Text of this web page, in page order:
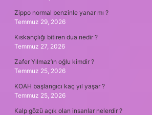
Zippo normal benzinle yanar mı ?
Temmuz 29, 2026
Kıskançlığı bitiren dua nedir ?
Temmuz 27, 2026
Zafer Yılmaz’ın oğlu kimdir ?
Temmuz 25, 2026
KOAH başlangıcı kaç yıl yaşar ?
Temmuz 25, 2026
Kalp gözü açık olan insanlar nelerdir ?